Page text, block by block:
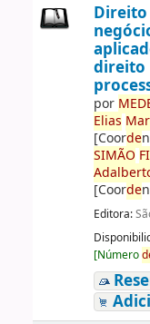
Direito
direito
por ME
Elias
[Coorde
SIMÃO
[Coorde
Editora:
[Número